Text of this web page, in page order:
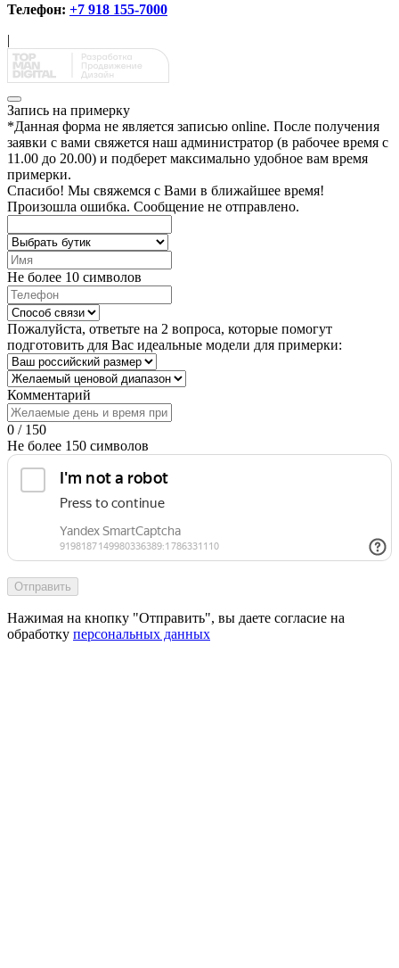
Телефон: +7 918 155-7000
|
Запись на примерку
*Данная форма не является записью online. После получения
заявки с вами свяжется наш администратор (в рабочее время с
11.00 до 20.00) и подберет максимально удобное вам время
примерки.
Спасибо! Мы свяжемся с Вами в ближайшее время!
Произошла ошибка. Сообщение не отправлено.
Не более 10 символов
Пожалуйста, ответьте на 2 вопроса, которые помогут
подготовить для Вас идеальные модели для примерки:
Комментарий
0 / 150
Не более 150 символов
Отправить
Нажимая на кнопку "Отправить", вы даете согласие на
обработку персональных данных